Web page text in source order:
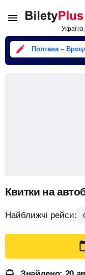
Полтава –
Квитки на
Найближчі рейси: